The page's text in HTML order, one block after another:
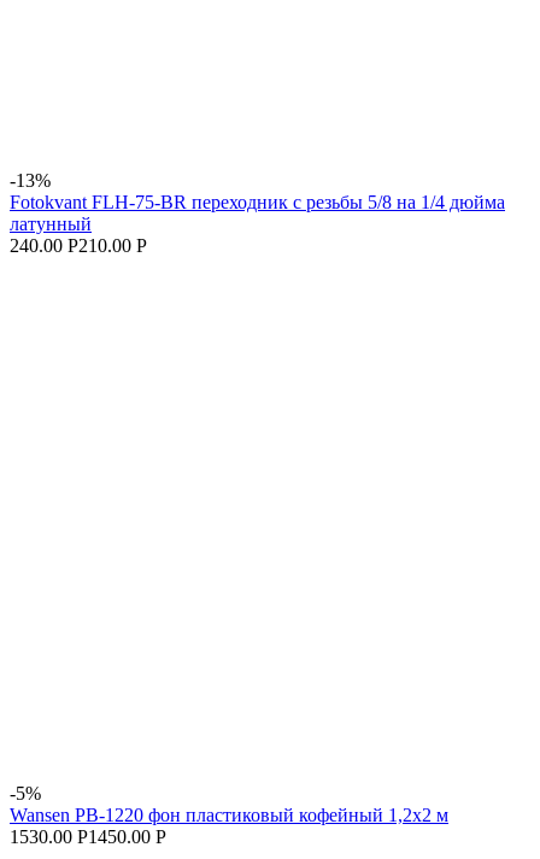
-13%
Fotokvant FLH-75-BR переходник с резьбы 5/8 на 1/4 дюйма
латунный
240.00 Р210.00 Р
-5%
Wansen PB-1220 фон пластиковый кофейный 1,2х2 м
1530.00 Р1450.00 Р